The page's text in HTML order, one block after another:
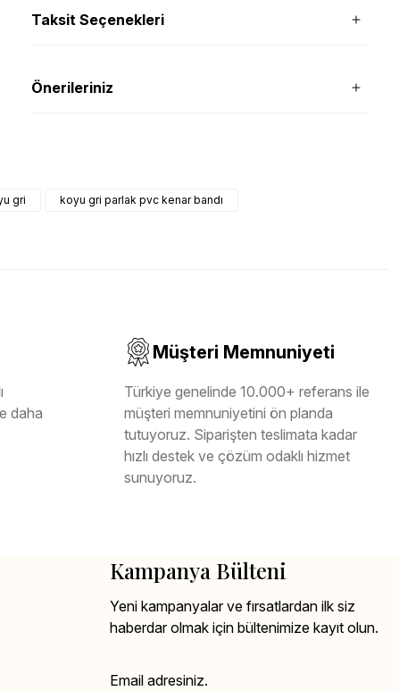
Taksit Seçenekleri
Önerileriniz
gri koyu gri parlak pvc kenar bandı
daha
Müşteri Memnuniyeti
Türkiye genelinde 10.000+ referans ile
müşteri memnuniyetini ön planda
tutuyoruz. Siparişten teslimata kadar
hızlı destek ve çözüm odaklı hizmet
sunuyoruz.
Kampanya Bülteni
Yeni kampanyalar ve fırsatlardan ilk siz
haberdar olmak için bültenimize kayıt olun.